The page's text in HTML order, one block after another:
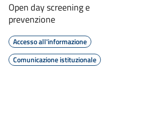
Open day screening e
prevenzione
Accesso all'informazione
Comunicazione istituzionale